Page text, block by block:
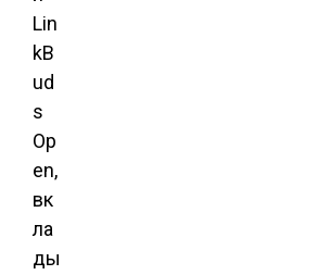
Lin
kB
ud
s
Op
en,
вк
ла
ды